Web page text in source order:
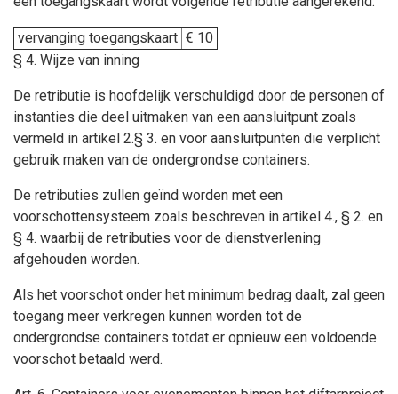
vervanging toegangskaart € 10
§ 4. Wijze van inning
De retributie is hoofdelijk verschuldigd door de personen of
instanties die deel uitmaken van een aansluitpunt zoals
vermeld in artikel 2.§ 3. en voor aansluitpunten die verplicht
gebruik maken van de ondergrondse containers.
De retributies zullen geïnd worden met een
voorschottensysteem zoals beschreven in artikel 4., § 2. en
§ 4. waarbij de retributies voor de dienstverlening
afgehouden worden.
Als het voorschot onder het minimum bedrag daalt, zal geen
toegang meer verkregen kunnen worden tot de
ondergrondse containers totdat er opnieuw een voldoende
voorschot betaald werd.